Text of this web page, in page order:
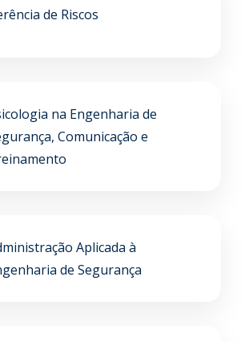
de Riscos
na Engenharia de
Comunicação e
Aplicada à
de Segurança